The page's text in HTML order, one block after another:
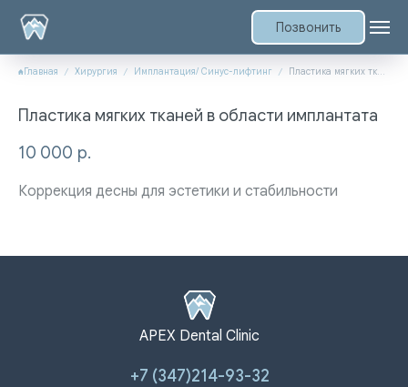
Позвонить
Главная Хирургия Имплантация/ Синус-лифтинг Пластика мягких тканей в области имплантата
Пластика мягких тканей в области имплантата
10 000 р.
Коррекция десны для эстетики и стабильности
APEX Dental Clinic
+7 (347)214-93-32